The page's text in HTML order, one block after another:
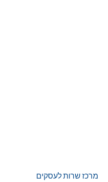
מרכז שרות לעסקים